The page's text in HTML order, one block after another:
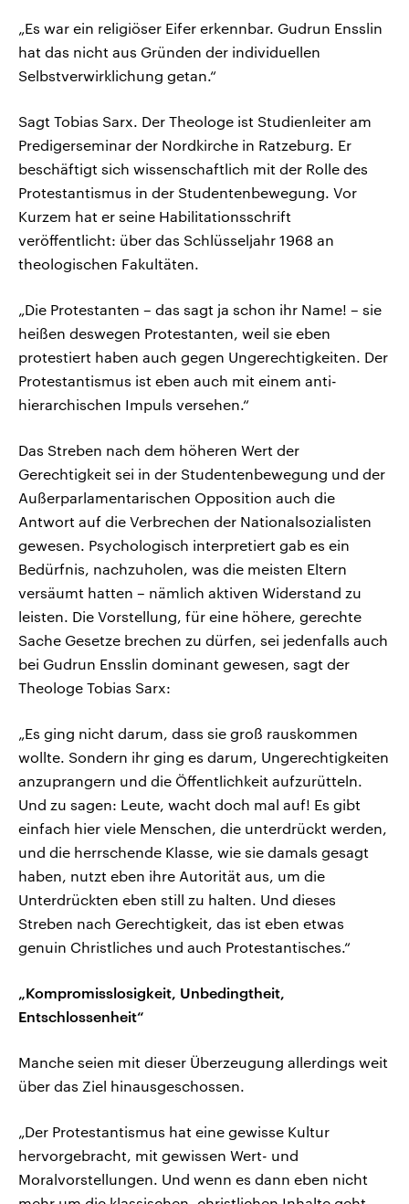
„Es war ein religiöser Eifer erkennbar. Gudrun Ensslin
hat das nicht aus Gründen der individuellen
Selbstverwirklichung getan.“
Sagt Tobias Sarx. Der Theologe ist Studienleiter am
Predigerseminar der Nordkirche in Ratzeburg. Er
beschäftigt sich wissenschaftlich mit der Rolle des
Protestantismus in der Studentenbewegung. Vor
Kurzem hat er seine Habilitationsschrift
veröffentlicht: über das Schlüsseljahr 1968 an
theologischen Fakultäten.
„Die Protestanten – das sagt ja schon ihr Name! – sie
heißen deswegen Protestanten, weil sie eben
protestiert haben auch gegen Ungerechtigkeiten. Der
Protestantismus ist eben auch mit einem anti-
hierarchischen Impuls versehen.“
Das Streben nach dem höheren Wert der
Gerechtigkeit sei in der Studentenbewegung und der
Außerparlamentarischen Opposition auch die
Antwort auf die Verbrechen der Nationalsozialisten
gewesen. Psychologisch interpretiert gab es ein
Bedürfnis, nachzuholen, was die meisten Eltern
versäumt hatten – nämlich aktiven Widerstand zu
leisten. Die Vorstellung, für eine höhere, gerechte
Sache Gesetze brechen zu dürfen, sei jedenfalls auch
bei Gudrun Ensslin dominant gewesen, sagt der
Theologe Tobias Sarx:
„Es ging nicht darum, dass sie groß rauskommen
wollte. Sondern ihr ging es darum, Ungerechtigkeiten
anzuprangern und die Öffentlichkeit aufzurütteln.
Und zu sagen: Leute, wacht doch mal auf! Es gibt
einfach hier viele Menschen, die unterdrückt werden,
und die herrschende Klasse, wie sie damals gesagt
haben, nutzt eben ihre Autorität aus, um die
Unterdrückten eben still zu halten. Und dieses
Streben nach Gerechtigkeit, das ist eben etwas
genuin Christliches und auch Protestantisches.“
„Kompromisslosigkeit, Unbedingtheit,
Entschlossenheit“
Manche seien mit dieser Überzeugung allerdings weit
über das Ziel hinausgeschossen.
„Der Protestantismus hat eine gewisse Kultur
hervorgebracht, mit gewissen Wert- und
Moralvorstellungen. Und wenn es dann eben nicht